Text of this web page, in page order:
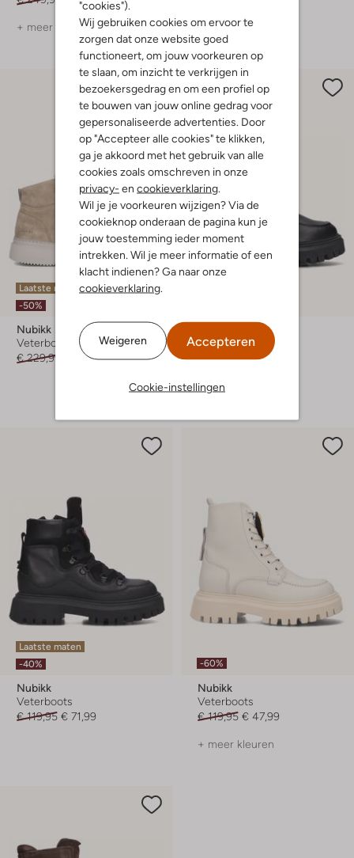
"cookies").
Wij gebruiken cookies om ervoor te
zorgen dat onze website goed
functioneert, om jouw voorkeuren op
te slaan, om inzicht te verkrijgen in
bezoekersgedrag en om een profiel op
te bouwen van jouw online gedrag voor
gepersonaliseerde advertenties. Door
op "Accepteer alle cookies" te klikken,
ga je akkoord met het gebruik van alle
cookies zoals omschreven in onze
privacy- en cookieverklaring
Wil je je voorkeuren wijzigen? Via de
cookieknop onderaan de pagina kun je
jouw toestemming ieder moment
intrekken. Wil je meer informatie of een
klacht indienen? Ga naar onze
cookieverklaring
Weigeren Accepteren
Cookie-instellingen
+ meer kleuren
Laatste maten
-50%
Nubikk
Veterboots
€ 229,99
€ 114,99
Veterboots
€ 119,95 € 47,99
+ meer kleuren
Laatste maten
-40%
Nubikk
Veterboots
€ 119,95 € 71,99
-60%
Nubikk
Veterboots
€ 119,95 € 47,99
+ meer kleuren